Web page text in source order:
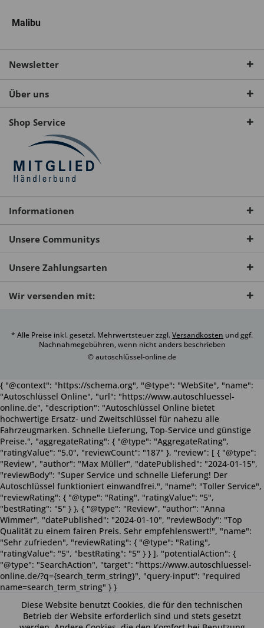
Malibu
Newsletter
Über uns
Shop Service
Informationen
Unsere Communitys
Unsere Zahlungsarten
Wir versenden mit:
* Alle Preise inkl. gesetzl. Mehrwertsteuer zzgl.Versandkosten und ggf.
Nachnahmegebühren, wenn nicht anders beschrieben
© autoschlüssel-online.de
Diese Website benutzt Cookies, die für den technischen
Betrieb der Website erforderlich sind und stets gesetzt
{ "@context": "https://schema.org", "@type": "WebSite", "name":
"Autoschlüssel Online", "url": "https://www.autoschluessel-
online.de", "description": "Autoschlüssel Online bietet
hochwertige Ersatz- und Zweitschlüssel für nahezu alle
Fahrzeugmarken. Schnelle Lieferung, Top-Service und günstige
Preise.", "aggregateRating": { "@type": "AggregateRating",
"ratingValue": "5.0", "reviewCount": "187" }, "review": [ { "@type":
"Review", "author": "Max Müller", "datePublished": "2024-01-15",
"reviewBody": "Super Service und schnelle Lieferung! Der
Autoschlüssel funktioniert einwandfrei.", "name": "Toller Service",
"reviewRating": { "@type": "Rating", "ratingValue": "5",
"bestRating": "5" } }, { "@type": "Review", "author": "Anna
Wimmer", "datePublished": "2024-01-10", "reviewBody": "Top
Qualität zu einem fairen Preis. Sehr empfehlenswert!", "name":
"Sehr zufrieden", "reviewRating": { "@type": "Rating",
"ratingValue": "5", "bestRating": "5" } } ], "potentialAction": {
"@type": "SearchAction", "target": "https://www.autoschluessel-
online.de/?q={search_term_string}", "query-input": "required
name=search_term_string" } }